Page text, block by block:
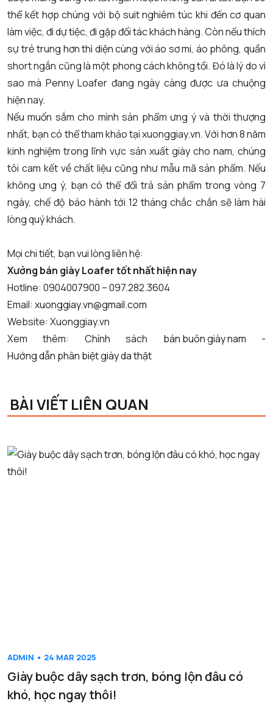
thể kết hợp chúng với bộ suit nghiêm túc khi đến cơ quan
làm việc, đi dự tiệc, đi gặp đối tác khách hàng. Còn nếu thích
sự trẻ trung hơn thì diện cùng với áo sơ mi, áo phông, quần
short ngắn cũng là một phong cách không tồi. Đó là lý do vì
sao mà Penny Loafer đang ngày càng được ưa chuộng
hiện nay.
Nếu muốn sắm cho mình sản phẩm ưng ý và thời thượng
nhất, bạn có thể tham khảo tại xuonggiay.vn. Với hơn 8 năm
kinh nghiệm trong lĩnh vực sản xuất giày cho nam, chúng
tôi cam kết về chất liệu cũng như mẫu mã sản phẩm. Nếu
không ưng ý, bạn có thể đổi trả sản phẩm trong vòng 7
ngày, chế độ bảo hành tới 12 tháng chắc chắn sẽ làm hài
lòng quý khách.
Mọi chi tiết, bạn vui lòng liên hệ:
Xưởng bán giày Loafer tốt nhất hiện nay
Hotline: 0904007900 – 097.282.3604
Email: xuonggiay.vn@gmail.com
Website: Xuonggiay.vn
Xem thêm: Chính sách bán buôn giày nam -
Hướng dẫn phân biệt giày da thật
BÀI VIẾT LIÊN QUAN
ADMIN • 24 MAR 2025
Giày buộc dây sạch trơn, bóng lộn đâu có
khó, học ngay thôi!